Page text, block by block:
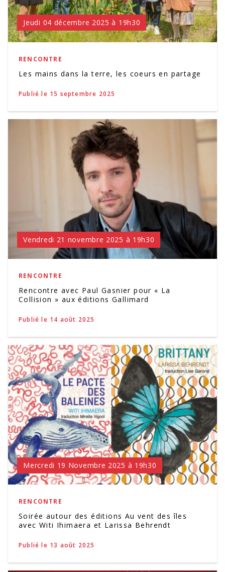
Jeudi 04 décembre 2025 à 19h30
RENCONTRE
Les mains dans la terre, les coeurs en partage
Publié le 15 septembre 2025
Vendredi 21 novembre 2025 à 19h30
RENCONTRE
Rencontre avec Paul Gasnier pour « La
Collision » aux éditions Gallimard
Publié le 14 août 2025
Mercredi 19 Novembre 2025 à 19h30
RENCONTRE
Soirée autour des éditions Au vent des îles
avec Witi Ihimaera et Larissa Behrendt
Publié le 13 août 2025